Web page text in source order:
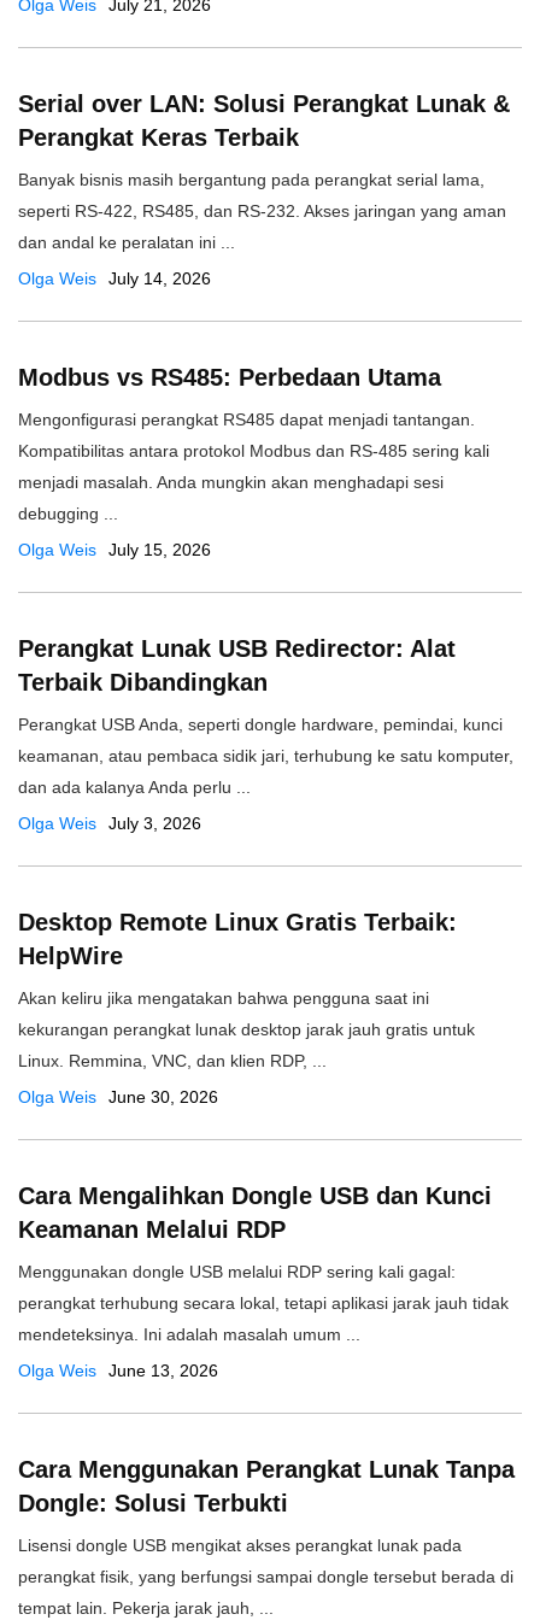
Olga Weis July 21, 2026
Serial over LAN: Solusi Perangkat Lunak &
Perangkat Keras Terbaik
Banyak bisnis masih bergantung pada perangkat serial lama,
seperti RS-422, RS485, dan RS-232. Akses jaringan yang aman
dan andal ke peralatan ini ...
Olga Weis
July 14, 2026
Modbus vs RS485: Perbedaan Utama
Mengonfigurasi perangkat RS485 dapat menjadi tantangan.
Kompatibilitas antara protokol Modbus dan RS-485 sering kali
menjadi masalah. Anda mungkin akan menghadapi sesi
debugging ...
Olga Weis
July 15, 2026
Perangkat Lunak USB Redirector: Alat
Terbaik Dibandingkan
Perangkat USB Anda, seperti dongle hardware, pemindai, kunci
keamanan, atau pembaca sidik jari, terhubung ke satu komputer,
dan ada kalanya Anda perlu ...
Olga Weis
July 3, 2026
Desktop Remote Linux Gratis Terbaik:
HelpWire
Akan keliru jika mengatakan bahwa pengguna saat ini
kekurangan perangkat lunak desktop jarak jauh gratis untuk
Linux. Remmina, VNC, dan klien RDP, ...
Olga Weis
June 30, 2026
Cara Mengalihkan Dongle USB dan Kunci
Keamanan Melalui RDP
Menggunakan dongle USB melalui RDP sering kali gagal:
perangkat terhubung secara lokal, tetapi aplikasi jarak jauh tidak
mendeteksinya. Ini adalah masalah umum ...
Olga Weis
June 13, 2026
Cara Menggunakan Perangkat Lunak Tanpa
Dongle: Solusi Terbukti
Lisensi dongle USB mengikat akses perangkat lunak pada
perangkat fisik, yang berfungsi sampai dongle tersebut berada di
tempat lain. Pekerja jarak jauh, ...